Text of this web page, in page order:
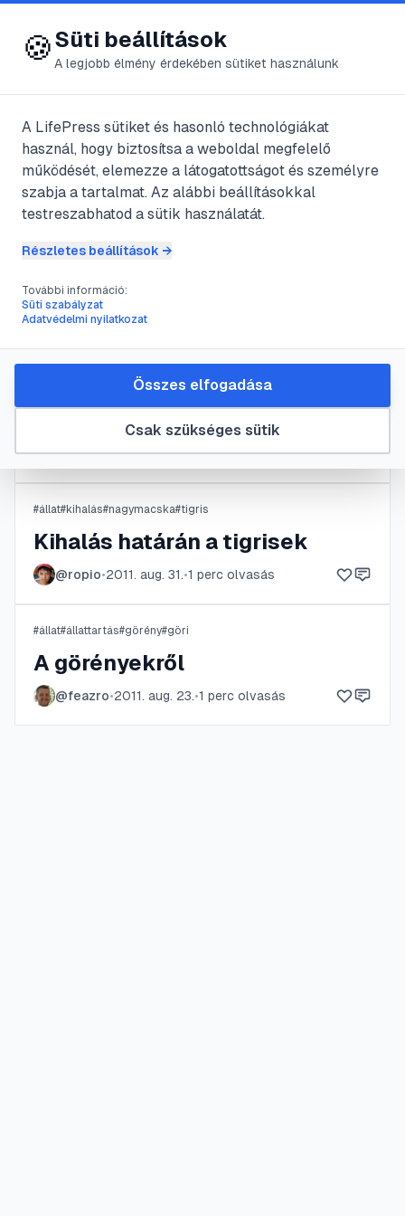
😍 LifePress
📁Egzotikus állatok
4cikk található ebben a kategóriában
Csigák
puhatestűek
Az almacsiga
@tank•2011. szept. 4.•1perc olvasás
#állat#kihalás#nagymacska#tigris
Kihalás határán a tigrisek
@ropio•2011. aug. 31.•1 perc olvasás
#állat#állattartás#görény#göri
A görényekről
@feazro•2011. aug. 23.•1 perc olvasás
🍪Süti beállítások
A legjobb élmény érdekében sütiket használunk
A LifePress sütiket és hasonló technológiákat
használ, hogy biztosítsa a weboldal megfelelő
működését, elemezze a látogatottságot és személyre
szabja a tartalmat. Az alábbi beállításokkal
testreszabhatod a sütik használatát.
Részletes beállítások →
További információ:
Süti szabályzat
Adatvédelmi nyilatkozat
Csak szükséges sütik
Összes elfogadása